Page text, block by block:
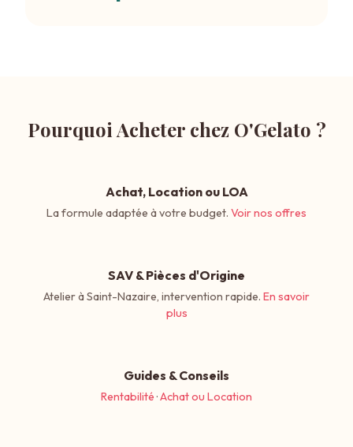
Pourquoi Acheter chez O'Gelato ?
Achat, Location ou LOA
La formule adaptée à votre budget. Voir nos offres
SAV & Pièces d'Origine
Atelier à Saint-Nazaire, intervention rapide. En savoir
plus
Guides & Conseils
Rentabilité ·Achat ou Location